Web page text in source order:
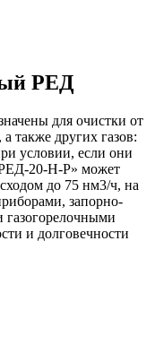
РЕД
для очистки от
также других газов:
условии, если они
20-Н-Р» может
до 75 нм3/ч, на
запорно-
и долговечности